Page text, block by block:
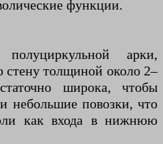
функции.
арки,
стену толщиной около 2–
широка, чтобы
небольшие повозки, что
как входа в нижнюю